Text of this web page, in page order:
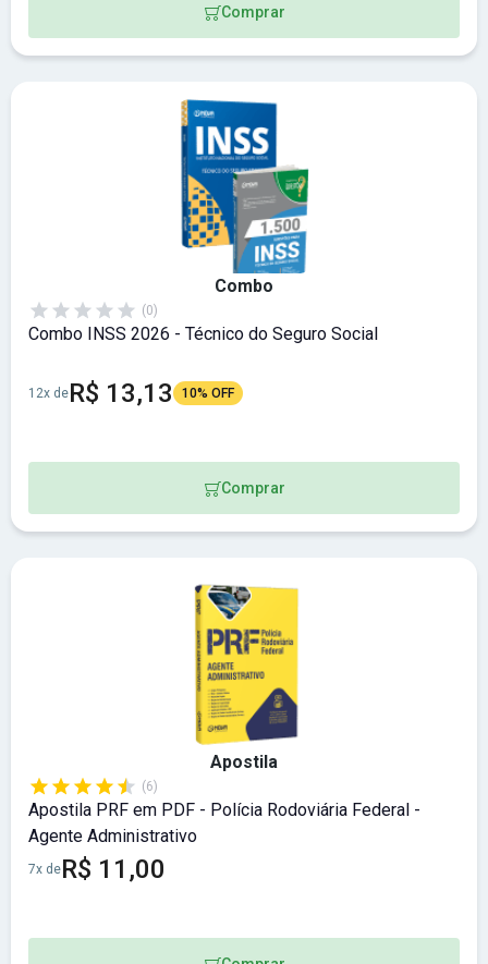
Comprar
Combo
(0)
Combo INSS 2026 - Técnico do Seguro Social
12x deR$ 13,13 10% OFF
Comprar
Apostila
(6)
Apostila PRF em PDF - Polícia Rodoviária Federal -
Agente Administrativo
7x deR$ 11,00